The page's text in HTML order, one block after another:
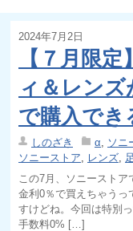
2024年7月2日
【７月限
ィ＆レンズ
で購入でき
しのざき α ソニ
ソニーストア
レンズ
この7月、ソニースト
金利0％で買えちゃうっ
すけどね。今回は特別
手数料0% […]